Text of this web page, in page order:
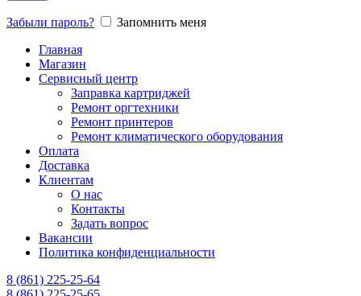
Забыли пароль?
Запомнить меня
Главная
Магазин
Сервисный центр
Заправка картриджей
Ремонт оргтехники
Ремонт принтеров
Ремонт климатического оборудования
Оплата
Доставка
Клиентам
О нас
Контакты
Задать вопрос
Вакансии
Политика конфиденциальности
8 (861) 225-25-64